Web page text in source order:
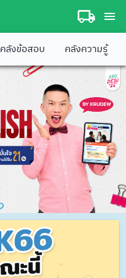
คลังข้อสอบ คลังความรู้